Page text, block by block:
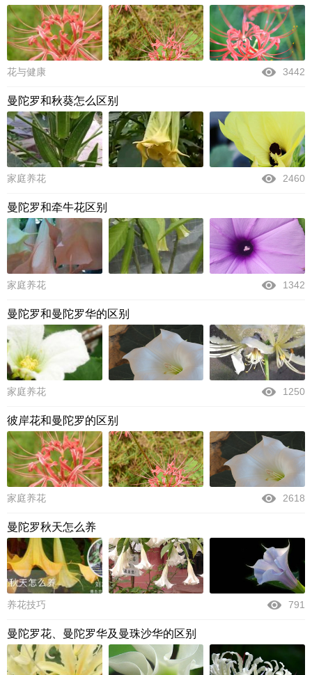
花与健康 3442
曼陀罗和秋葵怎么区别
家庭养花 2460
曼陀罗和牵牛花区别
家庭养花 1342
曼陀罗和曼陀罗华的区别
家庭养花 1250
彼岸花和曼陀罗的区别
家庭养花 2618
曼陀罗秋天怎么养
养花技巧 791
曼陀罗花、曼陀罗华及曼珠沙华的区别